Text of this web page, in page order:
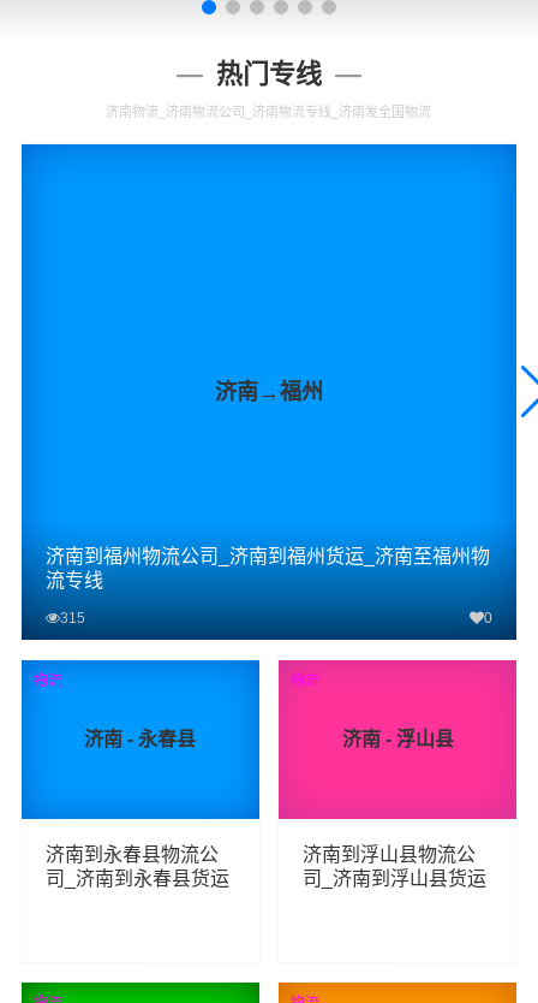
热门专线
济南物流_济南物流公司_济南物流专线_济南发全国物流
济南→福州
济南到福州物流公司_济南到福州货运_济南至福州物
流专线
315 0
查看详细
济南 - 永春县
济南到永春县物流公
司_济南到永春县货运
74 查看详细
物流
济南 - 浮山县
济南到浮山县物流公
司_济南到浮山县货运
67 查看详细
物流